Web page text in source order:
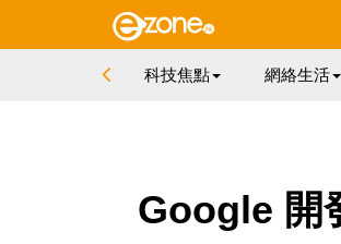
科技焦點 網絡生活
Google 開